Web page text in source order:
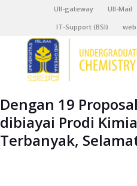
UII-gateway UII-Mail
IT-Support (BSI)
Dengan 19
dibiayai Prodi
Terbanyak,